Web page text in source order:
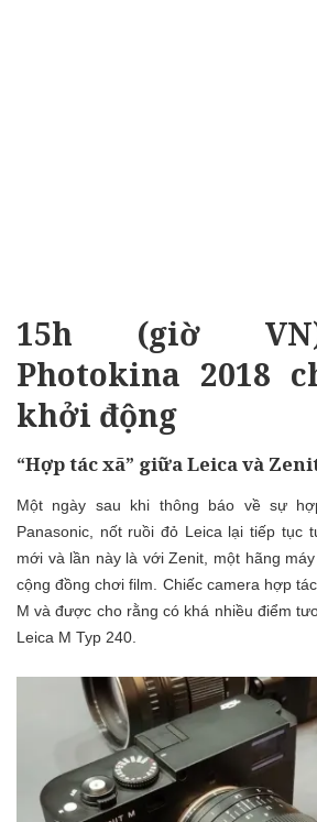
15h (giờ
Photokina 2018
khởi động
“Hợp tác xã” giữa Leica và
Một ngày sau khi thông báo về sự
Panasonic, nốt ruồi đỏ Leica lại tiếp tục
mới và lần này là với Zenit, một hãng
cộng đồng chơi film. Chiếc camera hợp
M và được cho rằng có khá nhiều điểm
Leica M Typ 240.